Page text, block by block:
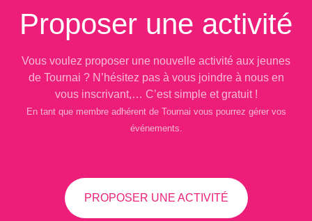
Proposer une activité
Vous voulez proposer une nouvelle activité aux jeunes
de Tournai ? N’hésitez pas à vous joindre à nous en
vous inscrivant,… C’est simple et gratuit !
En tant que membre adhérent de Tournai vous pourrez gérer vos
événements.
PROPOSER UNE ACTIVITÉ